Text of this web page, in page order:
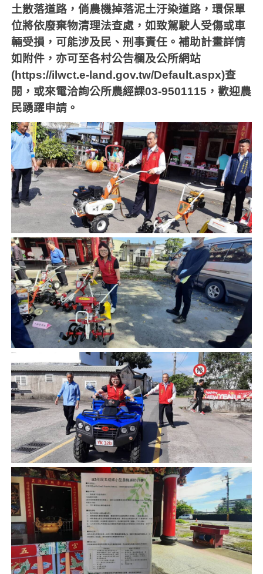
土散落道路，倘農機掉落泥土汙染道路，環保單
位將依廢棄物清理法查處，如致駕駛人受傷或車
輛受損，可能涉及民、刑事責任。補助計畫詳情
如附件，亦可至各村公告欄及公所網站
(https://ilwct.e-land.gov.tw/Default.aspx)查
閱，或來電洽詢公所農經課03-9501115 ，歡迎農
民踴躍申請。